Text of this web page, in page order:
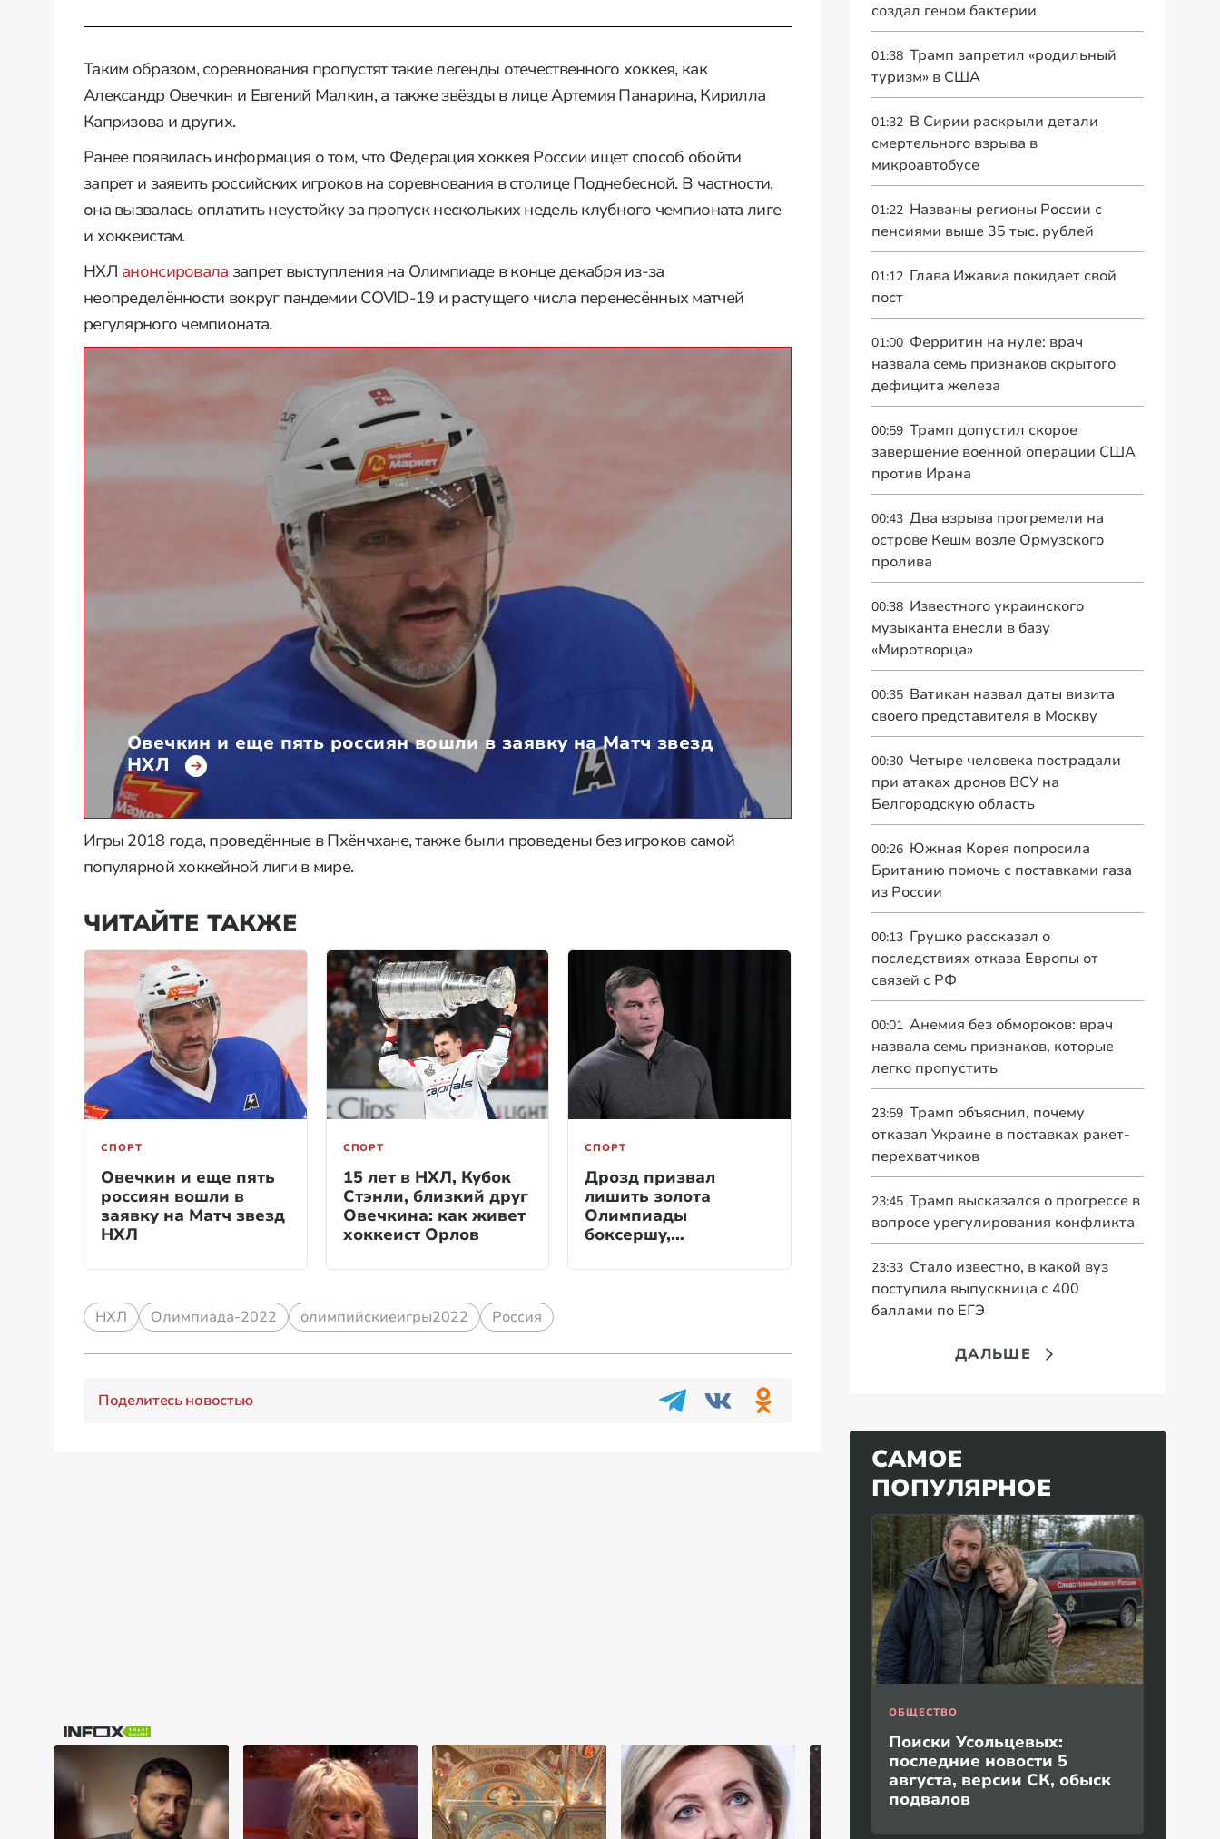
Таким образом, соревнования пропустят такие легенды отечественного хоккея, как
Александр Овечкин и Евгений Малкин, а также звёзды в лице Артемия Панарина, Кирилла
Капризова и других.
Ранее появилась информация о том, что Федерация хоккея России ищет способ обойти
запрет и заявить российских игроков на соревнования в столице Поднебесной. В частности,
она вызвалась оплатить неустойку за пропуск нескольких недель клубного чемпионата лиге
и хоккеистам.
НХЛ анонсировала запрет выступления на Олимпиаде в конце декабря из-за
неопределённости вокруг пандемии COVID-19 и растущего числа перенесённых матчей
регулярного чемпионата.
Овечкин и еще пять россиян вошли в заявку на Матч звезд
НХЛ
Игры 2018 года, проведённые в Пхёнчхане, также были проведены без игроков самой
популярной хоккейной лиги в мире.
ЧИТАЙТЕ ТАКЖЕ
СПОРТ
Овечкин и еще пять
россиян вошли в
заявку на Матч звезд
НХЛ
СПОРТ
15 лет в НХЛ, Кубок
Стэнли, близкий друг
Овечкина: как живет
хоккеист Орлов
СПОРТ
Дрозд призвал
лишить золота
Олимпиады
боксершу,
НХЛ Олимпиада-2022 олимпийскиеигры2022 Россия
Поделитесь новостью
создал геном бактерии
01:38 Трамп запретил «родильный
туризм» в США
01:32 В Сирии раскрыли детали
смертельного взрыва в
микроавтобусе
01:22 Названы регионы России с
пенсиями выше 35 тыс. рублей
01:12 Глава Ижавиа покидает свой
пост
01:00 Ферритин на нуле: врач
назвала семь признаков скрытого
дефицита железа
00:59 Трамп допустил скорое
завершение военной операции США
против Ирана
00:43 Два взрыва прогремели на
острове Кешм возле Ормузского
пролива
00:38 Известного украинского
музыканта внесли в базу
«Миротворца»
00:35 Ватикан назвал даты визита
своего представителя в Москву
00:30 Четыре человека пострадали
при атаках дронов ВСУ на
Белгородскую область
00:26 Южная Корея попросила
Британию помочь с поставками газа
из России
00:13 Грушко рассказал о
последствиях отказа Европы от
связей с РФ
00:01 Анемия без обмороков: врач
назвала семь признаков, которые
легко пропустить
23:59 Трамп объяснил, почему
отказал Украине в поставках ракет-
перехватчиков
23:45 Трамп высказался о прогрессе в
вопросе урегулирования конфликта
23:33 Стало известно, в какой вуз
поступила выпускница с 400
баллами по ЕГЭ
ДАЛЬШЕ
САМОЕ
ПОПУЛЯРНОЕ
ОБЩЕСТВО
Поиски Усольцевых:
последние новости 5
августа, версии СК, обыск
подвалов